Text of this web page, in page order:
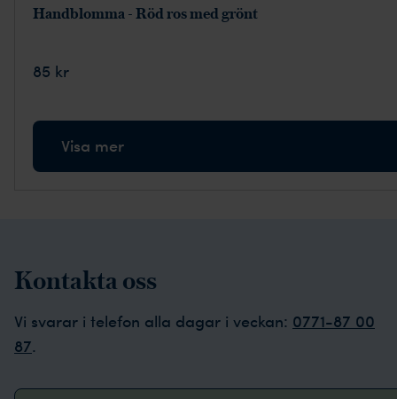
Handblomma - Röd ros med grönt
85 kr
Visa mer
Kontakta oss
Vi svarar i telefon alla dagar i veckan: 0771-87 00
87.